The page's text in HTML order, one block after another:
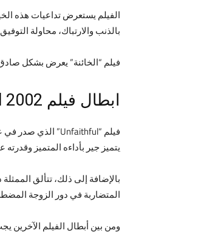
الفيلم يستعرض تداعيات هذه
بالذنب والارتباك، محاولة
فيلم “الخائنة” يعرض بشكل
ابطال فيلم unfaithful 2002:
يتميز جير بأداءه المتميز
بالإضافة إلى ذلك، تتألق
المتضاربة في دور الزوجة
ومن بين أبطال الفيلم الآخرين